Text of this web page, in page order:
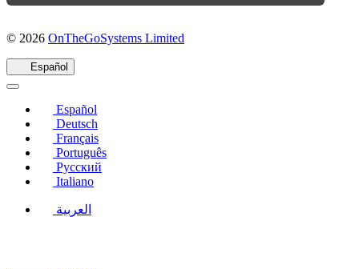
© 2026 OnTheGoSystems Limited
Español
Español
Deutsch
Français
Português
Русский
Italiano
العربية